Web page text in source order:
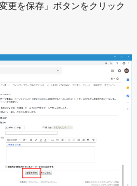
更を保存」ボタンをクリック